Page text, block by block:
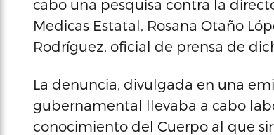
cabo una pesquisa contra la
Medicas Estatal, Rosana Otaño
Rodríguez, oficial de prensa de
La denuncia, divulgada en una
gubernamental llevaba a cabo
conocimiento del Cuerpo al que